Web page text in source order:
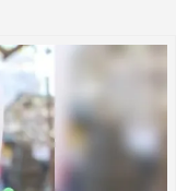
をして、スーパー
たき火を囲み、酒
った「サンタバー
思い出があふれ出
次々とこぼれ出